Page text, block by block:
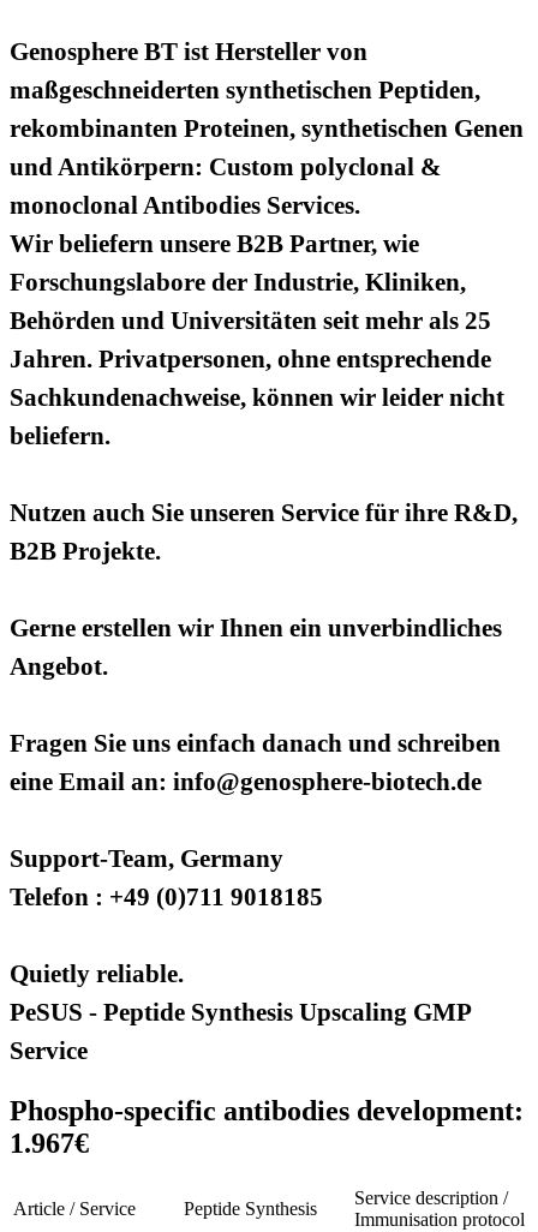
Genosphere BT ist Hersteller von
maßgeschneiderten synthetischen Peptiden,
rekombinanten Proteinen, synthetischen Genen
und Antikörpern: Custom polyclonal &
monoclonal Antibodies Services.
Wir beliefern unsere B2B Partner, wie
Forschungslabore der Industrie, Kliniken,
Behörden und Universitäten seit mehr als 25
Jahren. Privatpersonen, ohne entsprechende
Sachkundenachweise, können wir leider nicht
beliefern.
Nutzen auch Sie unseren Service für ihre R&D,
B2B Projekte.
Gerne erstellen wir Ihnen ein unverbindliches
Angebot.
Fragen Sie uns einfach danach und schreiben
eine Email an: info@genosphere-biotech.de
Support-Team, Germany
Telefon : +49 (0)711 9018185
Quietly reliable.
PeSUS - Peptide Synthesis Upscaling GMP
Service
Phospho-specific antibodies development:
1.967€
Article / Service Peptide Synthesis
Service description /
Immunisation protocol